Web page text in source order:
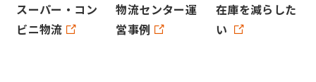
スーパー・コン
ビニ物流
物流センター運
営事例
在庫を減らした
い